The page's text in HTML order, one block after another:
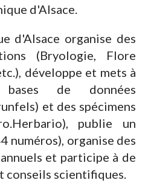
d'Alsace.
d'Alsace organise des
(Bryologie, Flore
développe et mets à
de données
et des spécimens
publie un
numéros), organise des
et participe à de
conseils scientifiques.